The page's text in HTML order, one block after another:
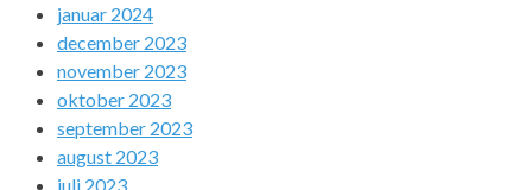
januar 2024
december 2023
november 2023
oktober 2023
september 2023
august 2023
juli 2023